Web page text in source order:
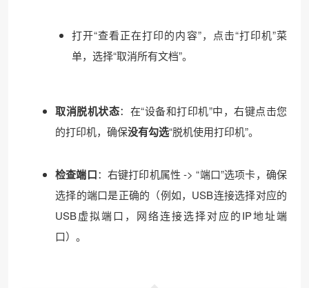
打开“查看正在打印的内容”，点击“打印机”菜
单，选择“取消所有文档”。
取消脱机状态：在“设备和打印机”中，右键点击您
的打印机，确保没有勾选“脱机使用打印机”。
检查端口：右键打印机属性 -> “端口”选项卡，确保
选择的端口是正确的（例如，USB连接选择对应的
USB虚拟端口，网络连接选择对应的IP地址端
口）。